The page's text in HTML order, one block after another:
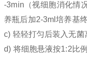
-3min（视细胞消化情
养瓶后加2-3ml培养基终
c) 轻轻打匀后装入无
d) 将细胞悬液按1:2比